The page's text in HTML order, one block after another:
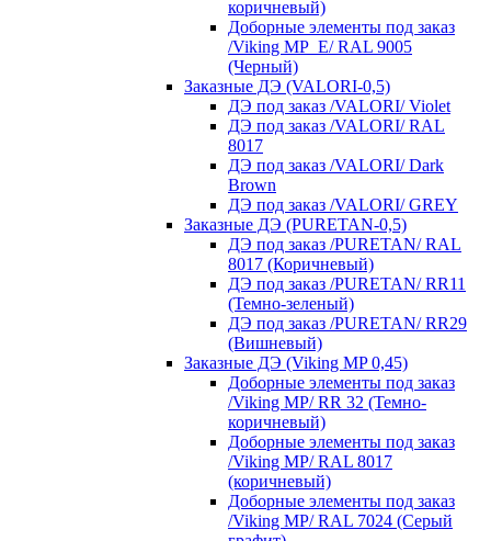
коричневый)
Доборные элементы под заказ
/Viking MP_E/ RAL 9005
(Черный)
Заказные ДЭ (VALORI-0,5)
ДЭ под заказ /VALORI/ Violet
ДЭ под заказ /VALORI/ RAL
8017
ДЭ под заказ /VALORI/ Dark
Brown
ДЭ под заказ /VALORI/ GREY
Заказные ДЭ (PURETAN-0,5)
ДЭ под заказ /PURETAN/ RAL
8017 (Коричневый)
ДЭ под заказ /PURETAN/ RR11
(Темно-зеленый)
ДЭ под заказ /PURETAN/ RR29
(Вишневый)
Заказные ДЭ (Viking MP 0,45)
Доборные элементы под заказ
/Viking MP/ RR 32 (Темно-
коричневый)
Доборные элементы под заказ
/Viking MP/ RAL 8017
(коричневый)
Доборные элементы под заказ
/Viking MP/ RAL 7024 (Серый